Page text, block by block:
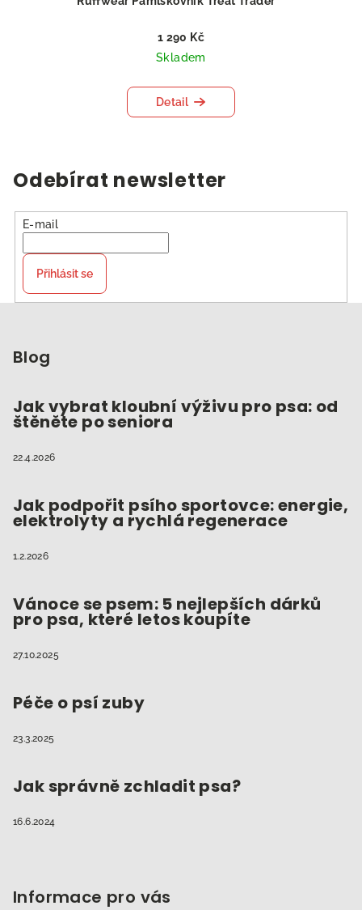
1 290 Kč
Skladem
Detail
Odebírat newsletter
E-mail
Přihlásit se
Blog
Jak vybrat kloubní výživu pro psa: od
štěněte po seniora
22.4.2026
Jak podpořit psího sportovce: energie,
elektrolyty a rychlá regenerace
1.2.2026
Vánoce se psem: 5 nejlepších dárků
pro psa, které letos koupíte
27.10.2025
Péče o psí zuby
23.3.2025
Jak správně zchladit psa?
16.6.2024
Informace pro vás